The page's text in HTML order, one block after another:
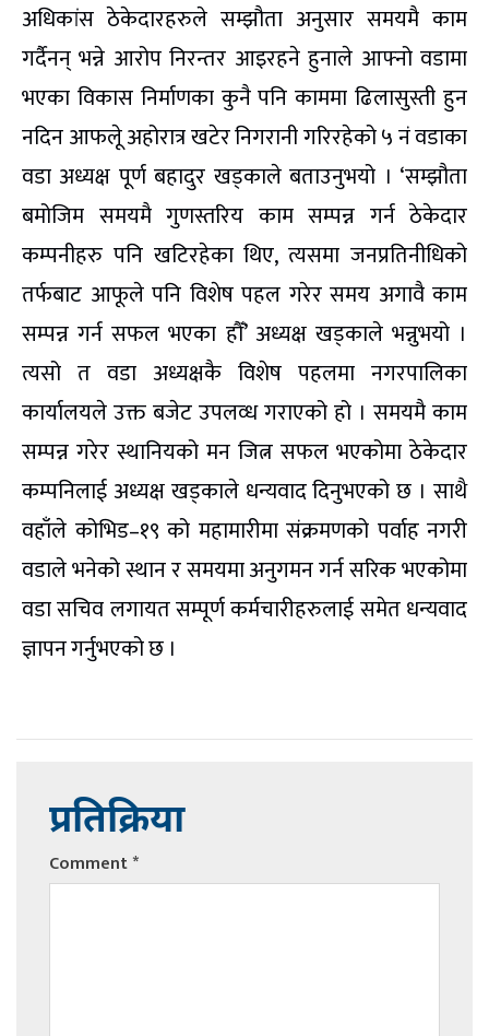
अधिकांस ठेकेदारहरुले सम्झौता अनुसार समयमै काम
गर्दैनन् भन्ने आरोप निरन्तर आइरहने हुनाले आफ्नो वडामा
भएका विकास निर्माणका कुनै पनि काममा ढिलासुस्ती हुन
नदिन आफलेू अहोरात्र खटेर निगरानी गरिरहेको ५ नं वडाका
वडा अध्यक्ष पूर्ण बहादुर खड्काले बताउनुभयो । ‘सम्झौता
बमोजिम समयमै गुणस्तरिय काम सम्पन्न गर्न ठेकेदार
कम्पनीहरु पनि खटिरहेका थिए, त्यसमा जनप्रतिनीधिको
तर्फबाट आफूले पनि विशेष पहल गरेर समय अगावै काम
सम्पन्न गर्न सफल भएका हौँ’ अध्यक्ष खड्काले भन्नुभयो ।
त्यसो त वडा अध्यक्षकै विशेष पहलमा नगरपालिका
कार्यालयले उक्त बजेट उपलव्ध गराएको हो । समयमै काम
सम्पन्न गरेर स्थानियको मन जित्न सफल भएकोमा ठेकेदार
कम्पनिलाई अध्यक्ष खड्काले धन्यवाद दिनुभएको छ । साथै
वहाँले कोभिड–१९ को महामारीमा संक्रमणको पर्वाह नगरी
वडाले भनेको स्थान र समयमा अनुगमन गर्न सरिक भएकोमा
वडा सचिव लगायत सम्पूर्ण कर्मचारीहरुलाई समेत धन्यवाद
ज्ञापन गर्नुभएको छ ।
प्रतिक्रिया
Comment*